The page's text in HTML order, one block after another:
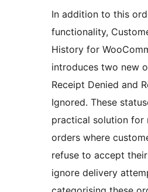
In addition to this
functionality,
History for
introduces two new
Receipt Denied and
Ignored. These
practical solution for
orders where
refuse to accept
ignore delivery